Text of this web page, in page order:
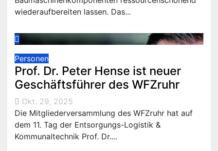
wiederaufbereiten lassen. Das...
Personen
Prof. Dr. Peter Hense ist neuer
Geschäftsführer des WFZruhr
Okt. 29, 2025
Die Mitgliederversammlung des WFZruhr hat auf
dem 11. Tag der Entsorgungs-Logistik &
Kommunaltechnik Prof. Dr....